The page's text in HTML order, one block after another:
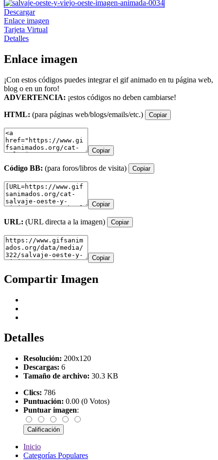
Descargar
Enlace imagen
Tarjeta Virtual
Detalles
Enlace imagen
¡Con estos códigos puedes integrar el gif animado en tu página web,
blog o en un foro!
ADVERTENCIA: ¡estos códigos no deben cambiarse!
HTML: (para páginas web/blogs/emails/etc.) Copiar
Copiar
Código BB: (para foros/libros de visita) Copiar
Copiar
URL: (URL directa a la imagen) Copiar
Copiar
Compartir Imagen
Detalles
Resolución: 200x120
Descargas: 6
Tamaño de archivo: 30.3 KB
Clics: 786
Puntuación: 0.00 (0 Votos)
Puntuar imagen:
Inicio
Categorías Populares